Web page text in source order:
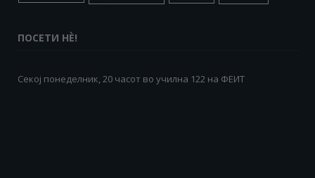
ПОСЕТИ НÈ!
Секој понеделник, 20 часот во училна 122 на ФЕИТ